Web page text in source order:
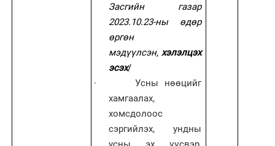
Засгийн газар
2023.10.23-ны өдөр
өргөн
мэдүүлсэн,хэлэлцэх
эсэх/
·
Усны нөөцийг
хамгаалах,
хомсдолоос
сэргийлэх, ундны